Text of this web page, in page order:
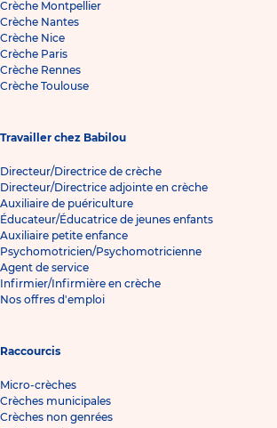
Crèche Montpellier
Crèche Nantes
Crèche Nice
Crèche Paris
Crèche Rennes
Crèche Toulouse
Travailler chez Babilou
Directeur/Directrice de crèche
Directeur/Directrice adjointe en crèche
Auxiliaire de puériculture
Éducateur/Éducatrice de jeunes enfants
Auxiliaire petite enfance
Psychomotricien/Psychomotricienne
Agent de service
Infirmier/Infirmière en crèche
Nos offres d'emploi
Raccourcis
Micro-crèches
Crèches municipales
Crèches non genrées